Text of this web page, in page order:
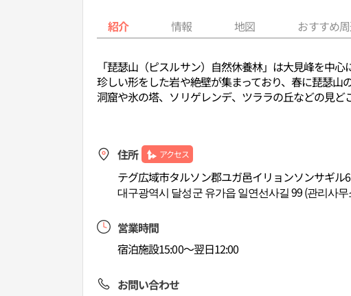
紹介 情報 地図 おすすめ
「琵瑟山（ピスルサン）自然休養林」は大見峰を中
珍しい形をした岩や絶壁が集まっており、春に琵瑟
洞窟や氷の塔、ソリゲレンデ、ツララの丘などの見ど
住所 アクセス
テグ広域市タルソン郡ユガ邑イリョンソンサギル
대구광역시 달성군 유가읍 일연선사길 99 (관리사무
営業時間
宿泊施設15:00～翌日12:00
お問い合わせ